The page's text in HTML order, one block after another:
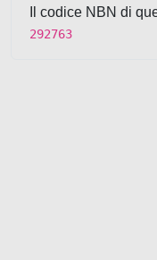
Il codice NBN di
292763